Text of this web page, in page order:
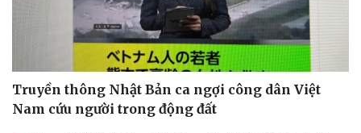
Truyền thông Nhật Bản ca ngợi công dân Việt
Nam cứu người trong động đất